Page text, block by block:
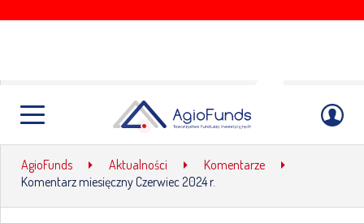
Komentarz miesięczny
Czerwiec 2024 r.
AgioFunds Aktualności
Komentarze
Komentarz miesięczny Czerwiec 2024 r.